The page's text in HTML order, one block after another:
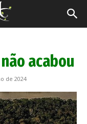
acabou
de 2024